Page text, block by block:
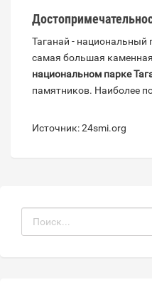
Таганай - национальный
самая большая
национальном парке
памятников. Наиболее
Источник: 24smi.org